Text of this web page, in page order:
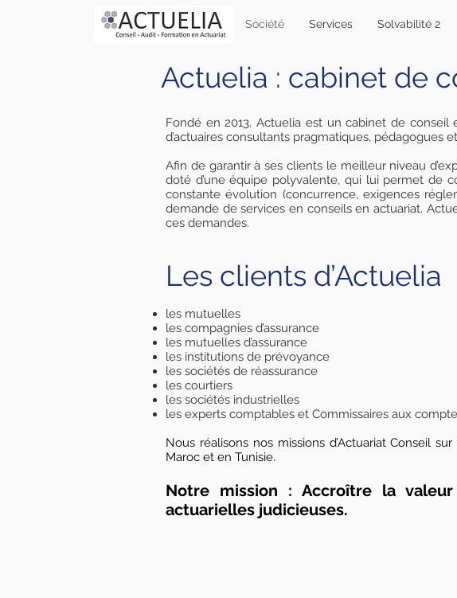
Société Services Solvabilité 2
Actuelia : cabinet de
Fondé en 2013, Actuelia est un cabinet de conseil
d’actuaires consultants pragmatiques, pédagogues
Afin de garantir à ses clients le meilleur niveau
doté d’une équipe polyvalente, qui lui permet de
constante évolution (concurrence, exigences
demande de services en conseils en actuariat.
ces demandes.
Les clients d’Actuelia
les mutuelles
les compagnies d’assurance
les mutuelles d’assurance
les institutions de prévoyance
les sociétés de réassurance
les courtiers
les sociétés industrielles
les experts comptables et Commissaires aux
Nous réalisons nos missions d’Actuariat Conseil
Maroc et en Tunisie.
Notre mission : Accroître la
actuarielles judicieuses.